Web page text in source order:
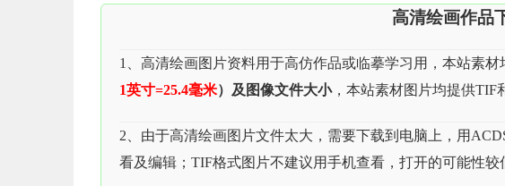
高清绘画作品
1、高清绘画图片资料用于高仿作品或临摹学习用，本站素材
1英寸=25.4毫米）及图像文件大小，本站素材图片均提供TIF
2、由于高清绘画图片文件太大，需要下载到电脑上，用
看及编辑；TIF格式图片不建议用手机查看，打开的可能性较